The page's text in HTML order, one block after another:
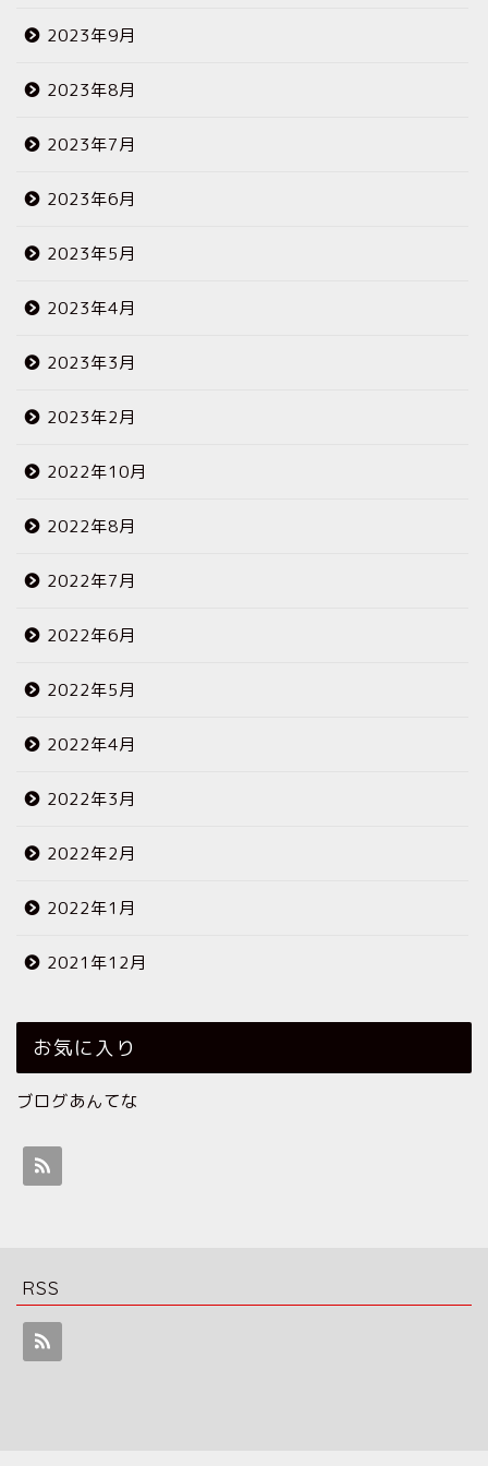
2023年9月
2023年8月
2023年7月
2023年6月
2023年5月
2023年4月
2023年3月
2023年2月
2022年10月
2022年8月
2022年7月
2022年6月
2022年5月
2022年4月
2022年3月
2022年2月
2022年1月
2021年12月
お気に入り
ブログあんてな
RSS